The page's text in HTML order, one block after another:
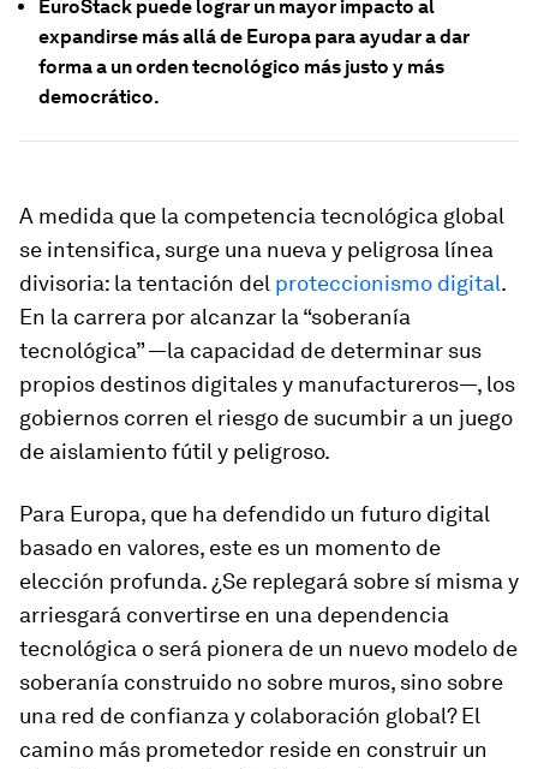
EuroStack puede lograr un mayor impacto al
expandirse más allá de Europa para ayudar a dar
forma a un orden tecnológico más justo y más
democrático.
A medida que la competencia tecnológica global
se intensifica, surge una nueva y peligrosa línea
divisoria: la tentación del proteccionismo digital.
En la carrera por alcanzar la “soberanía
tecnológica” —la capacidad de determinar sus
propios destinos digitales y manufactureros—, los
gobiernos corren el riesgo de sucumbir a un juego
de aislamiento fútil y peligroso.
Para Europa, que ha defendido un futuro digital
basado en valores, este es un momento de
elección profunda. ¿Se replegará sobre sí misma y
arriesgará convertirse en una dependencia
tecnológica o será pionera de un nuevo modelo de
soberanía construido no sobre muros, sino sobre
una red de confianza y colaboración global? El
camino más prometedor reside en construir un